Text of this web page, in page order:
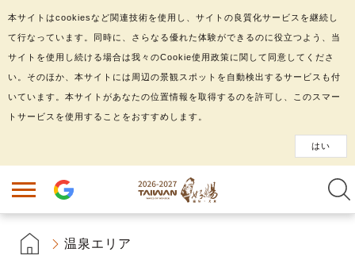
温泉エリア
本サイトはcookiesなど関連技術を使用し、サイトの良質化サービスを継続し
て行なっています。同時に、さらなる優れた体験ができるのに役立つよう、当
サイトを使用し続ける場合は我々のCookie使用政策に関して同意してくださ
い。そのほか、本サイトには周辺の景観スポットを自動検出するサービスも付
いています。本サイトがあなたの位置情報を取得するのを許可し、このスマー
トサービスを使用することをおすすめします。
はい